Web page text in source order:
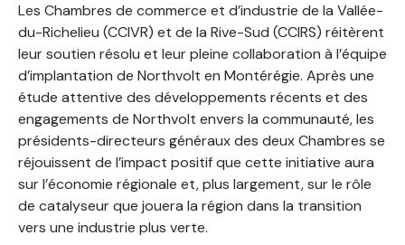
Les Chambres de commerce et d’industrie de la Vallée-
du-Richelieu (CCIVR) et de la Rive-Sud (CCIRS) réitèrent
leur soutien résolu et leur pleine collaboration à l’équipe
d’implantation de Northvolt en Montérégie. Après une
étude attentive des développements récents et des
engagements de Northvolt envers la communauté, les
présidents-directeurs généraux des deux Chambres se
réjouissent de l’impact positif que cette initiative aura
sur l’économie régionale et, plus largement, sur le rôle
de catalyseur que jouera la région dans la transition
vers une industrie plus verte.